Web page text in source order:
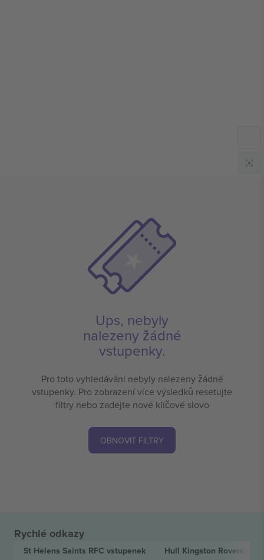
Ups, nebyly
nalezeny žádné
vstupenky.
Pro toto vyhledávání nebyly nalezeny žádné
vstupenky. Pro zobrazení více výsledků resetujte
filtry nebo zadejte nové klíčové slovo
OBNOVIT FILTRY
Rychlé odkazy
St Helens Saints RFC vstupenek Hull Kingston Rovers